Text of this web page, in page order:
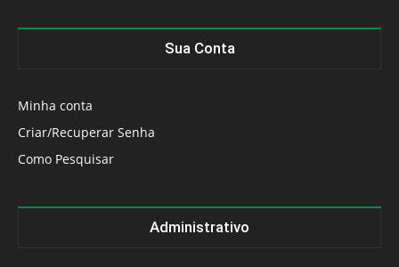
Sua Conta
Minha conta
Criar/Recuperar Senha
Como Pesquisar
Administrativo